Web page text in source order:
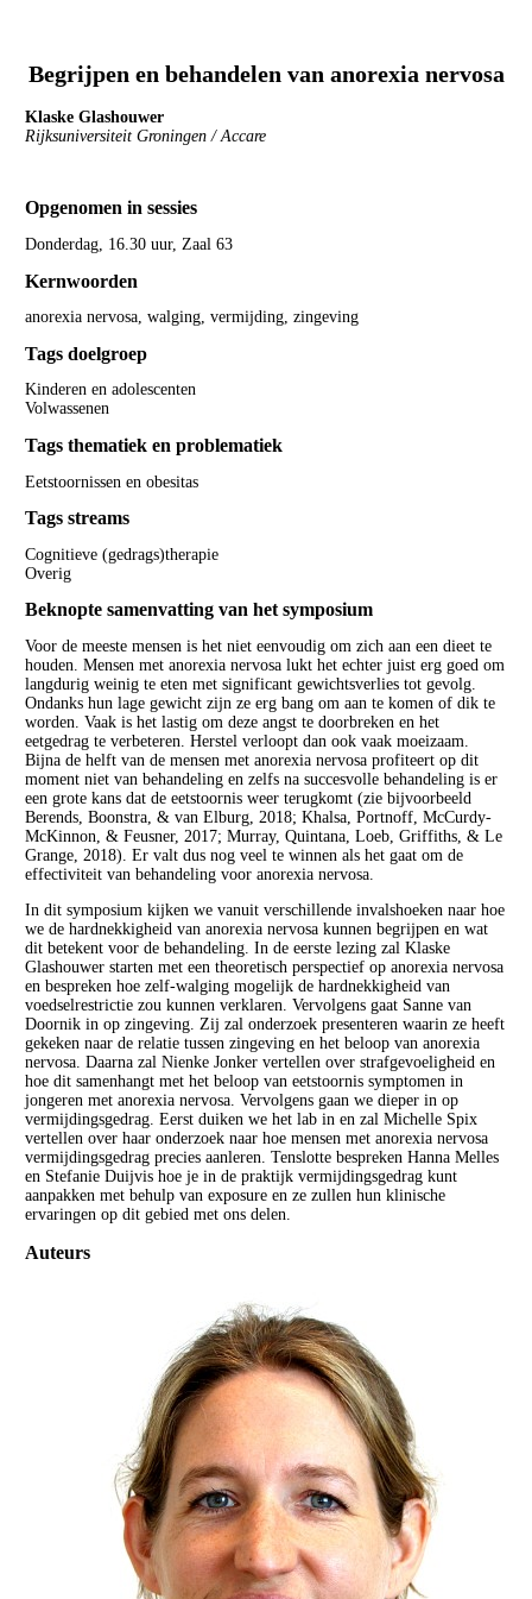
Begrijpen en behandelen van anorexia nervosa
Klaske Glashouwer
Rijksuniversiteit Groningen / Accare
Opgenomen in sessies
Donderdag, 16.30 uur, Zaal 63
Kernwoorden
anorexia nervosa, walging, vermijding, zingeving
Tags doelgroep
Kinderen en adolescenten
Volwassenen
Tags thematiek en problematiek
Eetstoornissen en obesitas
Tags streams
Cognitieve (gedrags)therapie
Overig
Beknopte samenvatting van het symposium
Voor de meeste mensen is het niet eenvoudig om zich aan een dieet te
houden. Mensen met anorexia nervosa lukt het echter juist erg goed om
langdurig weinig te eten met significant gewichtsverlies tot gevolg.
Ondanks hun lage gewicht zijn ze erg bang om aan te komen of dik te
worden. Vaak is het lastig om deze angst te doorbreken en het
eetgedrag te verbeteren. Herstel verloopt dan ook vaak moeizaam.
Bijna de helft van de mensen met anorexia nervosa profiteert op dit
moment niet van behandeling en zelfs na succesvolle behandeling is er
een grote kans dat de eetstoornis weer terugkomt (zie bijvoorbeeld
Berends, Boonstra, & van Elburg, 2018; Khalsa, Portnoff, McCurdy-
McKinnon, & Feusner, 2017; Murray, Quintana, Loeb, Griffiths, & Le
Grange, 2018). Er valt dus nog veel te winnen als het gaat om de
effectiviteit van behandeling voor anorexia nervosa.
In dit symposium kijken we vanuit verschillende invalshoeken naar hoe
we de hardnekkigheid van anorexia nervosa kunnen begrijpen en wat
dit betekent voor de behandeling. In de eerste lezing zal Klaske
Glashouwer starten met een theoretisch perspectief op anorexia nervosa
en bespreken hoe zelf-walging mogelijk de hardnekkigheid van
voedselrestrictie zou kunnen verklaren. Vervolgens gaat Sanne van
Doornik in op zingeving. Zij zal onderzoek presenteren waarin ze heeft
gekeken naar de relatie tussen zingeving en het beloop van anorexia
nervosa. Daarna zal Nienke Jonker vertellen over strafgevoeligheid en
hoe dit samenhangt met het beloop van eetstoornis symptomen in
jongeren met anorexia nervosa. Vervolgens gaan we dieper in op
vermijdingsgedrag. Eerst duiken we het lab in en zal Michelle Spix
vertellen over haar onderzoek naar hoe mensen met anorexia nervosa
vermijdingsgedrag precies aanleren. Tenslotte bespreken Hanna Melles
en Stefanie Duijvis hoe je in de praktijk vermijdingsgedrag kunt
aanpakken met behulp van exposure en ze zullen hun klinische
ervaringen op dit gebied met ons delen.
Auteurs